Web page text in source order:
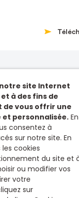
site Internet
à des fins de
de vous offrir une
et personnalisée. En
consentez à
sur notre site. En
cookies
du site et
ou modifier vos
votre
sur